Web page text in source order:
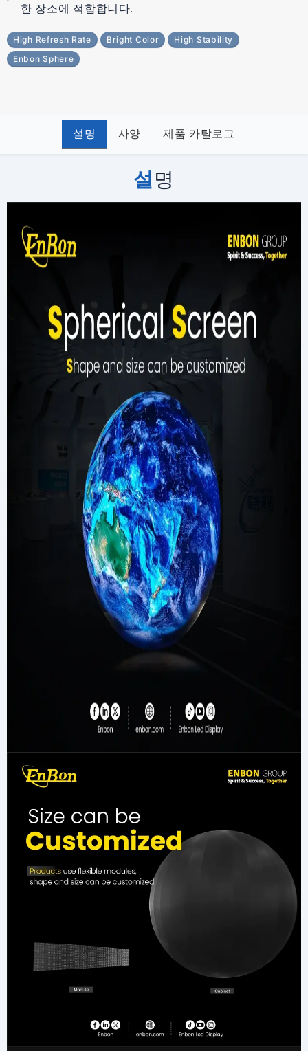
한 장소에 적합합니다.
High Refresh Rate Bright Color
High Stability
Enbon Sphere
설명 사양 제품 카탈로그
설명